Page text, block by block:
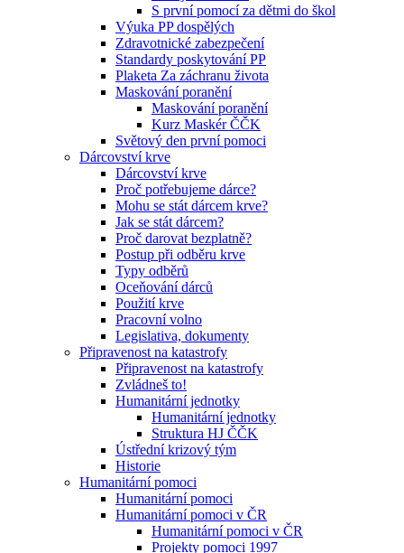
S první pomocí za dětmi do škol
Výuka PP dospělých
Zdravotnické zabezpečení
Standardy poskytování PP
Plaketa Za záchranu života
Maskování poranění
Maskování poranění
Kurz Maskér ČČK
Světový den první pomoci
Dárcovství krve
Dárcovství krve
Proč potřebujeme dárce?
Mohu se stát dárcem krve?
Jak se stát dárcem?
Proč darovat bezplatně?
Postup při odběru krve
Typy odběrů
Oceňování dárců
Použití krve
Pracovní volno
Legislativa, dokumenty
Připravenost na katastrofy
Připravenost na katastrofy
Zvládneš to!
Humanitární jednotky
Humanitární jednotky
Struktura HJ ČČK
Ústřední krizový tým
Historie
Humanitární pomoci
Humanitární pomoci
Humanitární pomoci v ČR
Humanitární pomoci v ČR
Projekty pomoci 1997